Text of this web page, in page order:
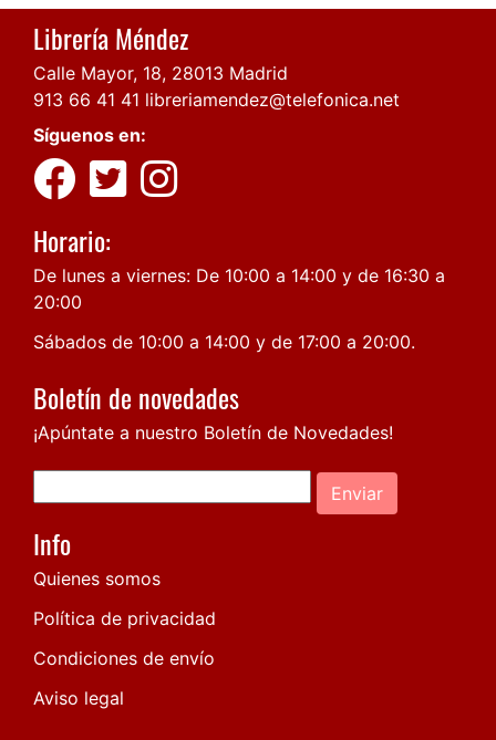
Librería Méndez
Calle Mayor, 18, 28013 Madrid
913 66 41 41 libreriamendez@telefonica.net
Síguenos en:
Horario:
De lunes a viernes: De 10:00 a 14:00 y de 16:30 a
20:00
Sábados de 10:00 a 14:00 y de 17:00 a 20:00.
Boletín de novedades
¡Apúntate a nuestro Boletín de Novedades!
Enviar
Info
Quienes somos
Política de privacidad
Condiciones de envío
Aviso legal